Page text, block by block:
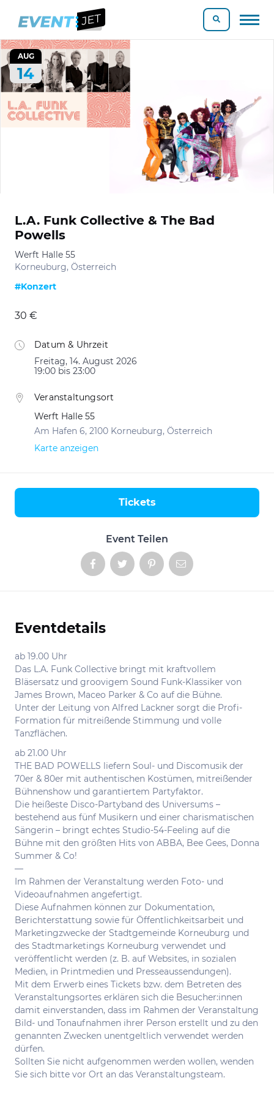
AUG
14
L.A. Funk Collective & The Bad
Powells
Werft Halle 55
Korneuburg, Österreich
#Konzert
30 €
Datum & Uhrzeit
Freitag, 14. August 2026
19:00 bis 23:00
Veranstaltungsort
Werft Halle 55
Am Hafen 6, 2100 Korneuburg, Österreich
Karte anzeigen
Event Teilen
Tickets
Informationen
Eventdetails
ab 19.00 Uhr
Das L.A. Funk Collective bringt mit kraftvollem
Bläsersatz und groovigem Sound Funk-Klassiker von
James Brown, Maceo Parker & Co auf die Bühne.
Unter der Leitung von Alfred Lackner sorgt die Profi-
Formation für mitreißende Stimmung und volle
Tanzflächen.
ab 21.00 Uhr
THE BAD POWELLS liefern Soul- und Discomusik der
70er & 80er mit authentischen Kostümen, mitreißender
Bühnenshow und garantiertem Partyfaktor.
Die heißeste Disco-Partyband des Universums –
bestehend aus fünf Musikern und einer charismatischen
Sängerin – bringt echtes Studio-54-Feeling auf die
Bühne mit den größten Hits von ABBA, Bee Gees, Donna
Summer & Co!
—
Im Rahmen der Veranstaltung werden Foto- und
Videoaufnahmen angefertigt.
Diese Aufnahmen können zur Dokumentation,
Berichterstattung sowie für Öffentlichkeitsarbeit und
Marketingzwecke der Stadtgemeinde Korneuburg und
des Stadtmarketings Korneuburg verwendet und
veröffentlicht werden (z. B. auf Websites, in sozialen
Medien, in Printmedien und Presseaussendungen).
Mit dem Erwerb eines Tickets bzw. dem Betreten des
Veranstaltungsortes erklären sich die Besucher:innen
damit einverstanden, dass im Rahmen der Veranstaltung
Bild- und Tonaufnahmen ihrer Person erstellt und zu den
genannten Zwecken unentgeltlich verwendet werden
dürfen.
Sollten Sie nicht aufgenommen werden wollen, wenden
Sie sich bitte vor Ort an das Veranstaltungsteam.